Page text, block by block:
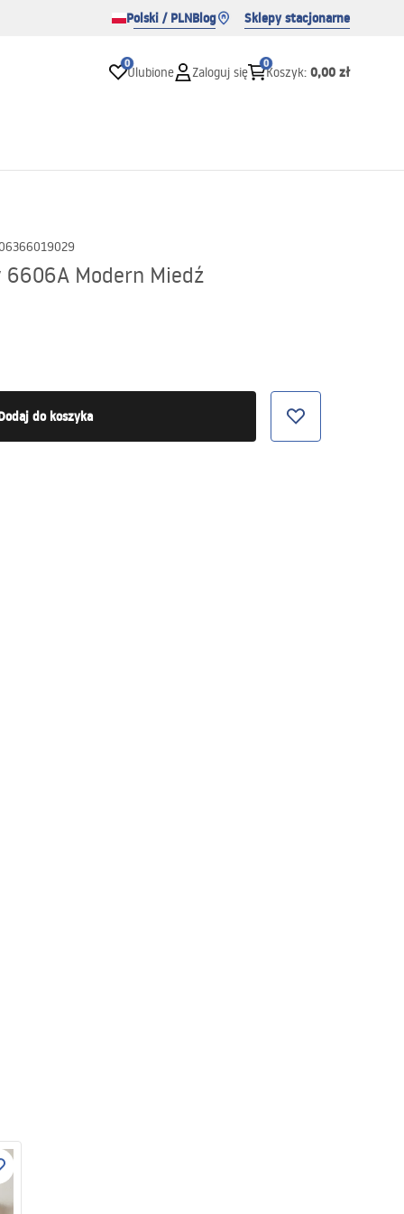
Polski / PLNBlog Sklepy stacjonarne
0
Ulubione Zaloguj się
0
Koszyk: 0,00 zł
6606A Modern Miedź
do koszyka